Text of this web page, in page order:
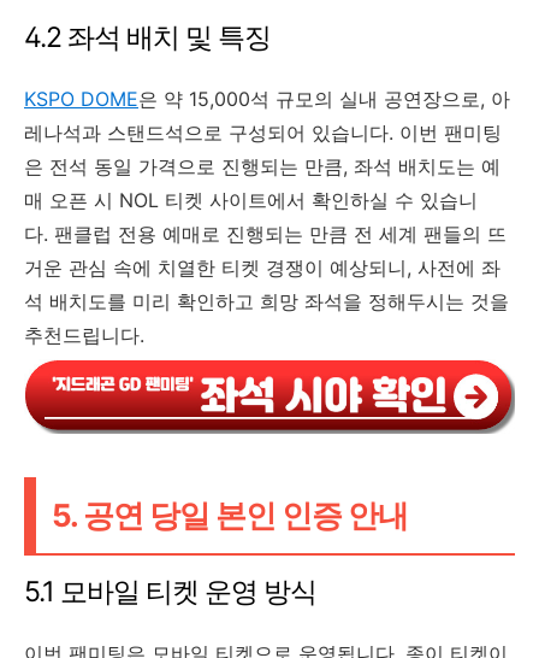
4.2 좌석 배치 및 특징
KSPO DOME은 약 15,000석 규모의 실내 공연장으로, 아
레나석과 스탠드석으로 구성되어 있습니다. 이번 팬미팅
은 전석 동일 가격으로 진행되는 만큼, 좌석 배치도는 예
매 오픈 시 NOL 티켓 사이트에서 확인하실 수 있습니
다. 팬클럽 전용 예매로 진행되는 만큼 전 세계 팬들의 뜨
거운 관심 속에 치열한 티켓 경쟁이 예상되니, 사전에 좌
석 배치도를 미리 확인하고 희망 좌석을 정해두시는 것을
추천드립니다.
5. 공연 당일 본인 인증 안내
5.1 모바일 티켓 운영 방식